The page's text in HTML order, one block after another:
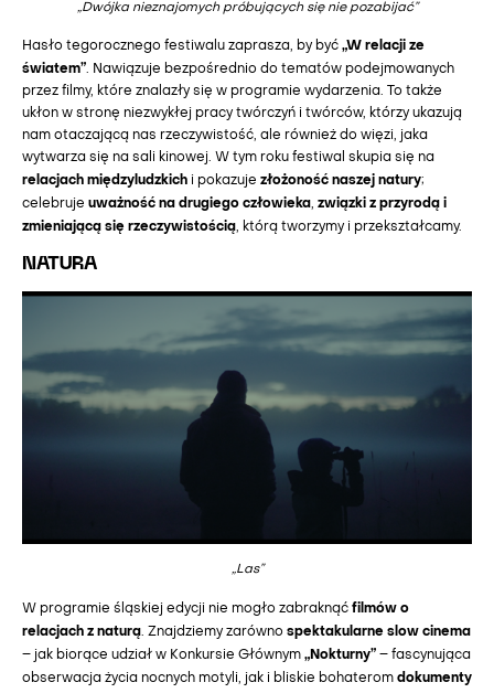
„Dwójka nieznajomych próbujących się nie pozabijać”
Hasło tegorocznego festiwalu zaprasza, by być „W relacji ze
światem”. Nawiązuje bezpośrednio do tematów podejmowanych
przez filmy, które znalazły się w programie wydarzenia. To także
ukłon w stronę niezwykłej pracy twórczyń i twórców, którzy ukazują
nam otaczającą nas rzeczywistość, ale również do więzi, jaka
wytwarza się na sali kinowej. W tym roku festiwal skupia się na
relacjach międzyludzkich i pokazuje złożoność naszej natury;
celebruje uważność na drugiego człowieka, związki z przyrodą i
zmieniającą się rzeczywistością, którą tworzymy i przekształcamy.
NATURA
„Las”
W programie śląskiej edycji nie mogło zabraknąć filmów o
relacjach z naturą. Znajdziemy zarówno spektakularne slow cinema
– jak biorące udział w Konkursie Głównym „Nokturny” – fascynująca
obserwacja życia nocnych motyli, jak i bliskie bohaterom dokumenty